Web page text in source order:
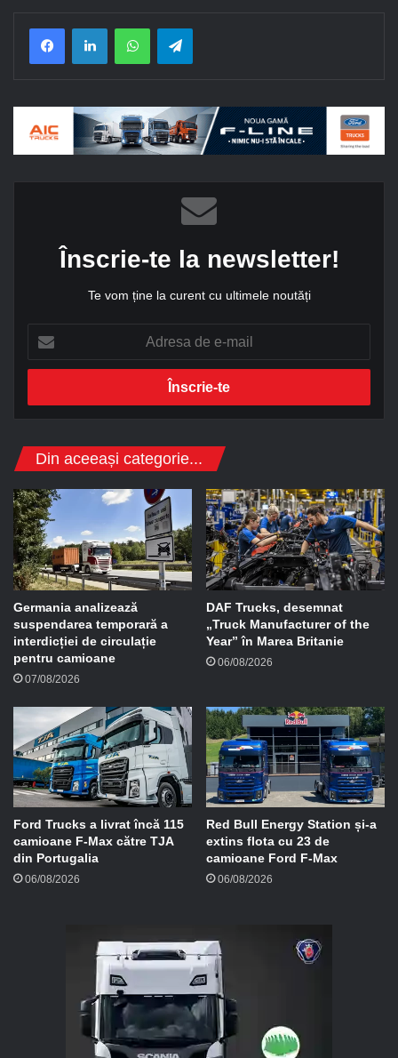
Înscrie-te la newsletter!
Te vom ține la curent cu ultimele noutăți
r
s
d
-
m
a
i
l
Din aceeași categorie...
Germania analizează
suspendarea temporară a
interdicției de circulație
pentru camioane
07/08/2026
DAF Trucks, desemnat
„Truck Manufacturer of the
Year” în Marea Britanie
06/08/2026
Ford Trucks a livrat încă 115
camioane F-Max către TJA
din Portugalia
06/08/2026
Red Bull Energy Station și-a
extins flota cu 23 de
camioane Ford F-Max
06/08/2026